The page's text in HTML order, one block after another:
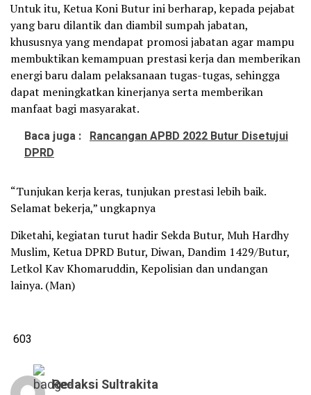
Untuk itu, Ketua Koni Butur ini berharap, kepada pejabat
yang baru dilantik dan diambil sumpah jabatan,
khususnya yang mendapat promosi jabatan agar mampu
membuktikan kemampuan prestasi kerja dan memberikan
energi baru dalam pelaksanaan tugas-tugas, sehingga
dapat meningkatkan kinerjanya serta memberikan
manfaat bagi masyarakat.
Baca juga : Rancangan APBD 2022 Butur Disetujui
DPRD
“Tunjukan kerja keras, tunjukan prestasi lebih baik.
Selamat bekerja,” ungkapnya
Diketahi, kegiatan turut hadir Sekda Butur, Muh Hardhy
Muslim, Ketua DPRD Butur, Diwan, Dandim 1429/Butur,
Letkol Kav Khomaruddin, Kepolisian dan undangan
lainya. (Man)
603
Redaksi Sultrakita